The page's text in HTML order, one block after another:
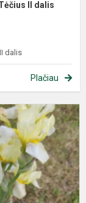
II dalis
dalis
Plačiau